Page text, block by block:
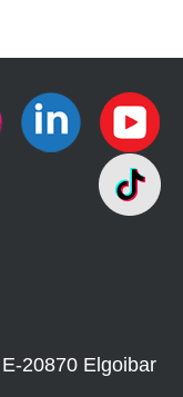
20870 Elgoibar